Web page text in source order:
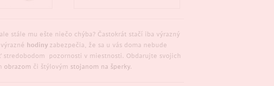
stále mu ešte niečo chýba? Častokrát stačí iba výrazný
hodiny zabezpečia, že sa u vás doma nebude
pozornosti v miestnosti. Obdarujte svojich
obrazom či štýlovým stojanom na šperky.